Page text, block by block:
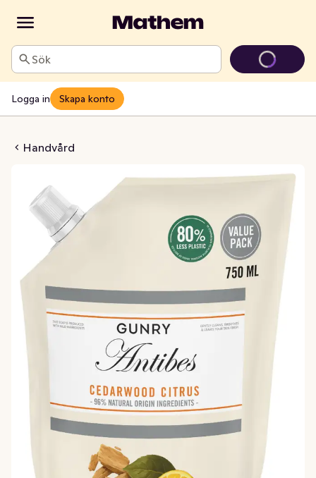
Sök
Logga in Skapa konto
Handvård
Cedarwood Citrus